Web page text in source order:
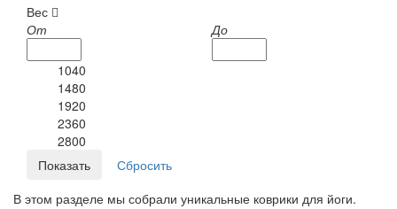
Вес
От
До
1040
1480
1920
2360
2800
В этом разделе мы собрали уникальные коврики для йоги.